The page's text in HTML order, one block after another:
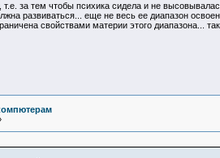
за тем чтобы психика сидела и не
развиваться... еще не весь ее диапазон
свойствами материи этого диапазона...